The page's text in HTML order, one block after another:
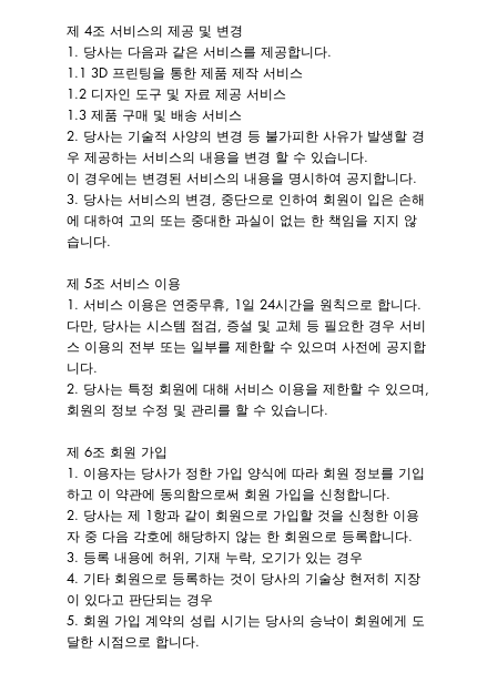
제 4조 서비스의 제공 및 변경
1. 당사는 다음과 같은 서비스를 제공합니다.
1.1 3D 프린팅을 통한 제품 제작 서비스
1.2 디자인 도구 및 자료 제공 서비스
1.3 제품 구매 및 배송 서비스
2. 당사는 기술적 사양의 변경 등 불가피한 사유가 발생할 경
우 제공하는 서비스의 내용을 변경 할 수 있습니다.
이 경우에는 변경된 서비스의 내용을 명시하여 공지합니다.
3. 당사는 서비스의 변경, 중단으로 인하여 회원이 입은 손해
에 대하여 고의 또는 중대한 과실이 없는 한 책임을 지지 않
습니다.
제 5조 서비스 이용
1. 서비스 이용은 연중무휴, 1일 24시간을 원칙으로 합니다.
다만, 당사는 시스템 점검, 증설 및 교체 등 필요한 경우 서비
스 이용의 전부 또는 일부를 제한할 수 있으며 사전에 공지합
니다.
2. 당사는 특정 회원에 대해 서비스 이용을 제한할 수 있으며,
회원의 정보 수정 및 관리를 할 수 있습니다.
제 6조 회원 가입
1. 이용자는 당사가 정한 가입 양식에 따라 회원 정보를 기입
하고 이 약관에 동의함으로써 회원 가입을 신청합니다.
2. 당사는 제 1항과 같이 회원으로 가입할 것을 신청한 이용
자 중 다음 각호에 해당하지 않는 한 회원으로 등록합니다.
3. 등록 내용에 허위, 기재 누락, 오기가 있는 경우
4. 기타 회원으로 등록하는 것이 당사의 기술상 현저히 지장
이 있다고 판단되는 경우
5. 회원 가입 계약의 성립 시기는 당사의 승낙이 회원에게 도
달한 시점으로 합니다.